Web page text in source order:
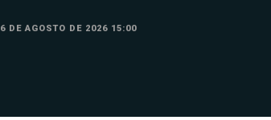
6 DE AGOSTO DE 2026 15:00